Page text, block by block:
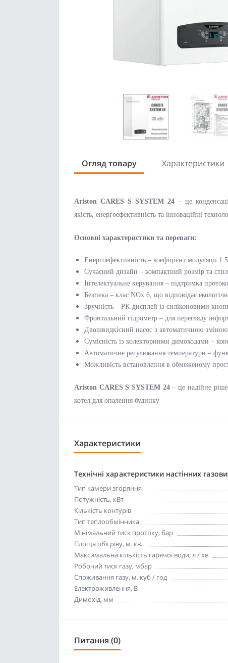
Огляд товару Характеристики
Ariston CARES S SYSTEM 24 – це
якість, енергоефективність та інноваційні
Основні характеристики та переваги:
Енергоефективність – коефіцієнт модуляції
Сучасний дизайн – компактний розмір та
Інтелектуальне керування – підтримка
Безпека – клас NOx 6, що відповідає
Зручність – РК-дисплей із силіконовими
Фронтальний гідрометр – для перегляду
Двошвидкісний насос з автоматичною
Сумісність із колекторними димоходами –
Автоматичне регулювання температури –
Можливість встановлення в обмеженому
Ariston CARES S SYSTEM 24– це надійне
котел для опалення будинку
Характеристики
Технічні характеристики настінних
Тип камери згоряння
Потужність, кВт
Кількість контурів
Тип теплообмінника
Мінімальний тиск протоку, бар
Площа обігріву, м. кв.
Максимальна кількість гарячої води, л / хв
Робочий тиск газу, мбар
Споживання газу, м. куб / год
Електроживлення, В
Димохід, мм
Питання (0)